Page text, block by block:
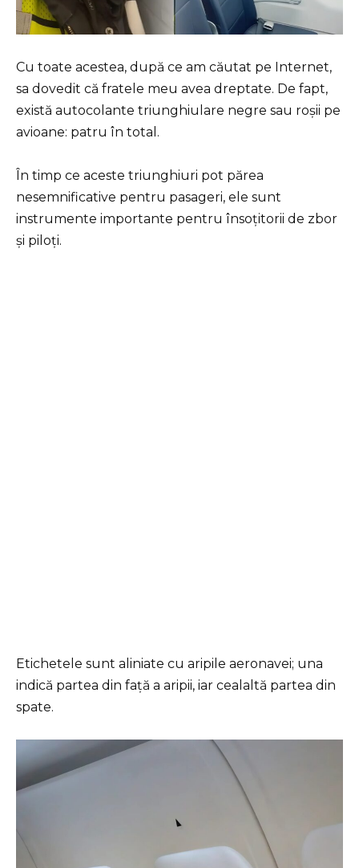
Cu toate acestea, după ce am căutat pe Internet,
sa dovedit că fratele meu avea dreptate. De fapt,
există autocolante triunghiulare negre sau roșii pe
avioane: patru în total.
În timp ce aceste triunghiuri pot părea
nesemnificative pentru pasageri, ele sunt
instrumente importante pentru însoțitorii de zbor
și piloți.
Etichetele sunt aliniate cu aripile aeronavei; una
indică partea din față a aripii, iar cealaltă partea din
spate.